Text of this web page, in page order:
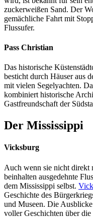
zuckerweißen Sand. Der
gemächliche Fahrt mit
Flussufer.
Pass Christian
Das historische
besticht durch Häuser aus
mit vielen Segelyachten.
kombiniert historische
Gastfreundschaft der
Der Mississippi
Vicksburg
Auch wenn sie nicht direkt
beinhalten ausgedehnte
dem Mississippi selbst.
Geschichte des
und Museen. Die
voller Geschichten über